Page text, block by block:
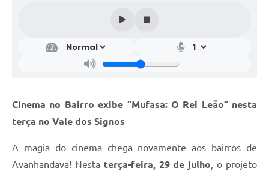
Cinema no Bairro exibe “Mufasa: O Rei Leão” nesta
terça no Vale dos Signos
A magia do cinema chega novamente aos bairros de
Avanhandava! Nesta terça-feira, 29 de julho, o projeto